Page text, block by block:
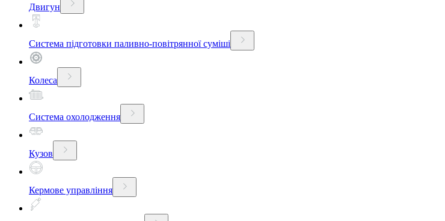
Двигун
Система підготовки паливно-повітрянної суміші
Колеса
Система охолодження
Кузов
Кермове управління